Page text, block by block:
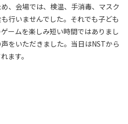
、会場では、検温、手消毒、マスク
行いませんでした。それでも子ども
ームを楽しみ短い時間ではありまし
をいただきました。当日はNSTから
ます。